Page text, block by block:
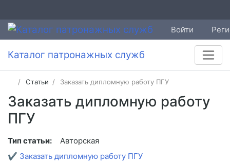
Войти
Каталог патронажных служб
Статьи Заказать дипломную работу ПГУ
Заказать дипломную работу
ПГУ
Тип статьи:
Авторская
✔ Заказать дипломную работу ПГУ